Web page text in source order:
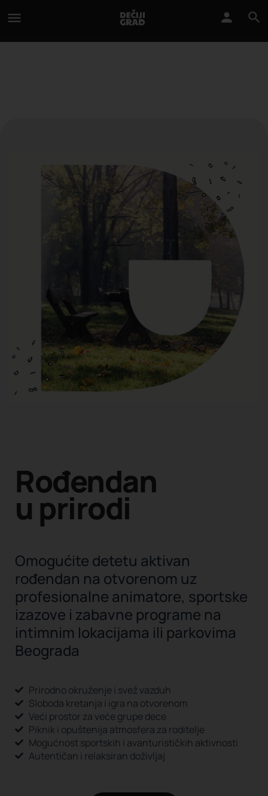
Rođendan
u prirodi
Omogućite detetu aktivan
rođendan na otvorenom uz
profesionalne animatore, sportske
izazove i zabavne programe na
intimnim lokacijama ili parkovima
Beograda
Prirodno okruženje i svež vazduh
Sloboda kretanja i igra na otvorenom
Veći prostor za veće grupe dece
Piknik i opuštenija atmosfera za roditelje
Mogućnost sportskih i avanturističkih aktivnosti
Autentičan i relaksiran doživljaj